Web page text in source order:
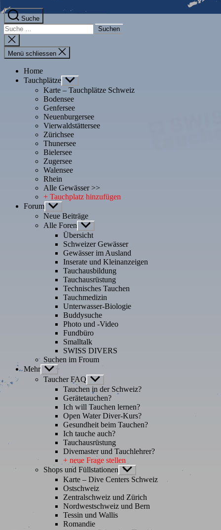
Suche
Suche
nach:
Suche
schliessen
Menü schliessen
Home
Tauchplätze Untermenü
anzeigen
Karte – Tauchplätze Schweiz
Bodensee
Genfersee
Neuenburgersee
Vierwaldstättersee
Zürichsee
Thunersee
Bielersee
Zugersee
Walensee
Rhein
Alle Gewässer >>
+ Tauchplatz hinzufügen
Forum Untermenü
anzeigen
Neue Beiträge
Alle Foren Untermenü
anzeigen
Übersicht
Schweizer Gewässer
Gewässer im Ausland
Inserate und Kleinanzeigen
Tauchausbildung
Tauchausrüstung
Technisches Tauchen
Tauchmedizin
Unterwasser-Biologie
Buddysuche
Photo und -Video
Fundbüro
Smalltalk
SWISS DIVERS
Suchen im Froum
Mehr Untermenü
anzeigen
Taucher FAQ Untermenü
anzeigen
Tauchen in der Schweiz?
Gerätetauchen?
Ich will Tauchen lernen?
Open Water Diver-Kurs?
Gesundheit beim Tauchen?
Ich tauche auch?
Tauchausrüstung
Divemaster und Tauchlehrer?
+ neue Frage stellen
Shops und Füllstationen Untermenü
anzeigen
Karte – Dive Centers Schweiz
Ostschweiz
Zentralschweiz und Zürich
Nordwestschweiz und Bern
Tessin und Wallis
Romandie